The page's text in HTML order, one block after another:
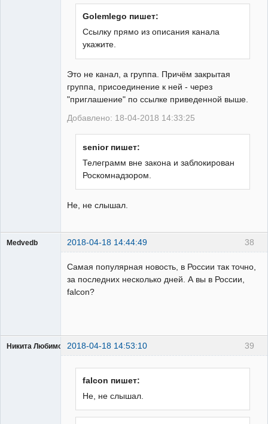
Golemlego пишет:
Ссылку прямо из описания канала
укажите.
Это не канал, а группа. Причём закрытая
группа, присоединение к ней - через
"приглашение" по ссылке приведенной выше.
Добавлено: 18-04-2018 14:33:25
senior пишет:
Телеграмм вне закона и заблокирован
Роскомнадзором.
Не, не слышал.
38
Medvedb 2018-04-18 14:44:49
Самая популярная новость, в России так точно,
за последних несколько дней. А вы в России,
falcon?
39
Никита Любимов 2018-04-18 14:53:10
falcon пишет:
Не, не слышал.